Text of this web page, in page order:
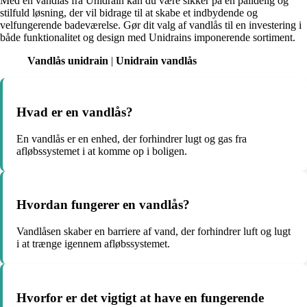
stilfuld løsning, der vil bidrage til at skabe et indbydende og
velfungerende badeværelse. Gør dit valg af vandlås til en investering i
både funktionalitet og design med Unidrains imponerende sortiment.
Vandlås unidrain | Unidrain vandlås
Hvad er en vandlås?
En vandlås er en enhed, der forhindrer lugt og gas fra
afløbssystemet i at komme op i boligen.
Hvordan fungerer en vandlås?
Vandlåsen skaber en barriere af vand, der forhindrer luft og lugt
i at trænge igennem afløbssystemet.
Hvorfor er det vigtigt at have en fungerende